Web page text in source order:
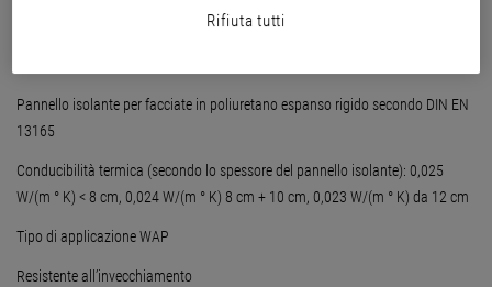
Pannello isolante per facciate in poliuretano espanso rigido secondo DIN EN
13165
Conducibilità termica (secondo lo spessore del pannello isolante): 0,025
W/(m ° K) < 8 cm, 0,024 W/(m ° K) 8 cm + 10 cm, 0,023 W/(m ° K) da 12 cm
Tipo di applicazione WAP
Resistente all’invecchiamento
Rifiuta tutti